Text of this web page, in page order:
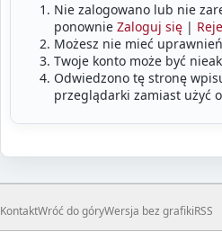
Nie zalogowano lub nie
ponownie Zaloguj się |
Możesz nie mieć
Twoje konto może być
Odwiedzono tę stronę
przeglądarki zamiast użyć
KontaktWróć do góryWersja bez grafikiRSS